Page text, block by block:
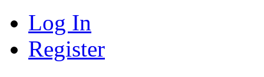
Log In
Register